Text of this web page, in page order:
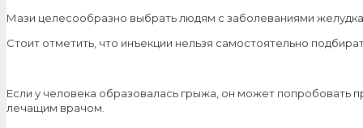
Мази целесообразно выбрать людям с заболеваниями
Стоит отметить, что инъекции нельзя самостоятельно
Если у человека образовалась грыжа, он может попробовать
лечащим врачом.